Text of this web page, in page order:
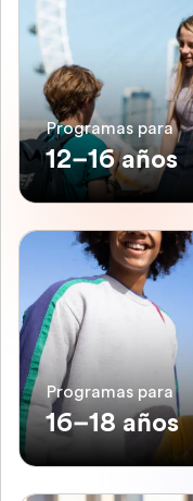
Programas para
12–16 años
Programas para
16–18 años